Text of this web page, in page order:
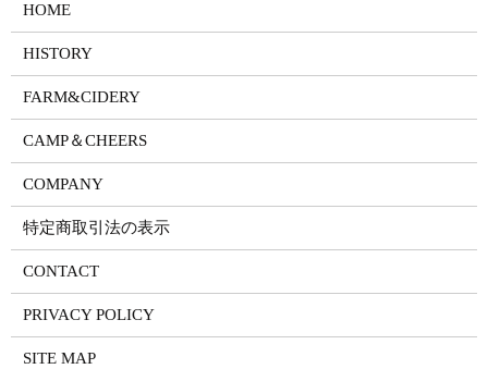
HOME
HISTORY
FARM&CIDERY
CAMP＆CHEERS
COMPANY
特定商取引法の表示
CONTACT
PRIVACY POLICY
SITE MAP